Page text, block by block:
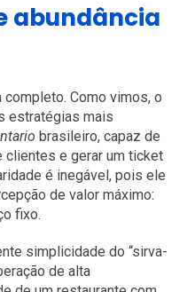
abundância
Como vimos, o
estratégias mais
brasileiro, capaz de
clientes e gerar um ticket
é inegável, pois ele
de valor máximo:
fixo.
simplicidade do “sirva-
de alta